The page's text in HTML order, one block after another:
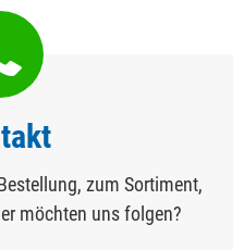
zum Sortiment,
möchten uns folgen?